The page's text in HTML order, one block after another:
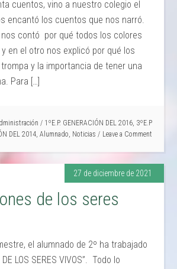
cuentos, vino a nuestro colegio el
encantó los cuentos que nos narró.
contó por qué todos los colores
en el otro nos explicó por qué los
y la importancia de tener una
Para […]
/ 1ºE.P. GENERACIÓN DEL 2016, 3ºE.P
DEL 2014, Alumnado, Noticias Leave a Comment
27 de diciembre de 2021
de los seres
el alumnado de 2º ha trabajado
DE LOS SERES VIVOS”. Todo lo